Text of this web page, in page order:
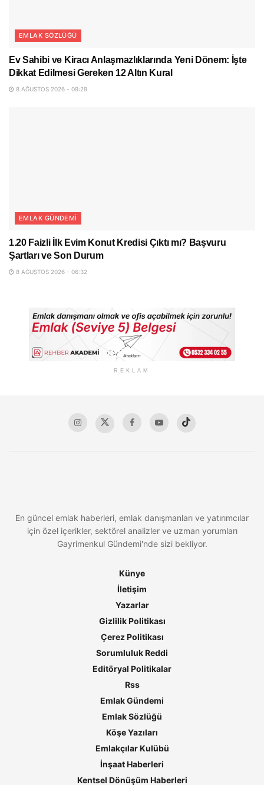
EMLAK SÖZLÜĞÜ
Ev Sahibi ve Kiracı Anlaşmazlıklarında Yeni Dönem: İşte
Dikkat Edilmesi Gereken 12 Altın Kural
8 AĞUSTOS 2026 - 09:29
EMLAK GÜNDEMI
1.20 Faizli İlk Evim Konut Kredisi Çıktı mı? Başvuru
Şartları ve Son Durum
8 AĞUSTOS 2026 - 06:32
REKLAM
En güncel emlak haberleri, emlak danışmanları ve yatırımcılar
için özel içerikler, sektörel analizler ve uzman yorumları
Gayrimenkul Gündemi'nde sizi bekliyor.
Künye
İletişim
Yazarlar
Gizlilik Politikası
Çerez Politikası
Sorumluluk Reddi
Editöryal Politikalar
Rss
Emlak Gündemi
Emlak Sözlüğü
Köşe Yazıları
Emlakçılar Kulübü
İnşaat Haberleri
Kentsel Dönüşüm Haberleri